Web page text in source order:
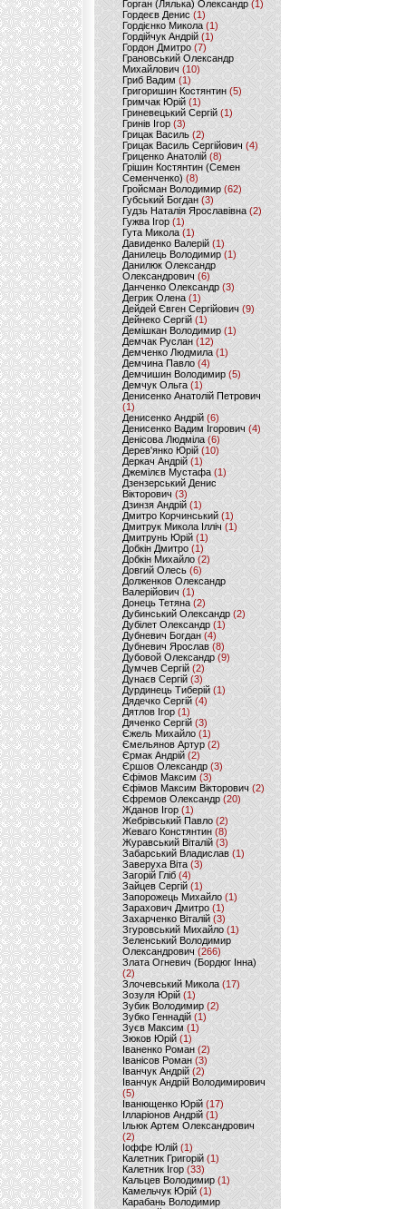
Горган (Лялька) Олександр(1)
Гордеєв Денис (1)
Гордієнко Микола (1)
Гордійчук Андрій (1)
Гордон Дмитро (7)
Грановський Олександр
Михайлович (10)
Гриб Вадим (1)
Григоришин Костянтин (5)
Гримчак Юрій(1)
Гриневецький Сергій(1)
Гринів Ігор (3)
Грицак Василь (2)
Грицак Василь Сергійович (4)
Гриценко Анатолій (8)
Грішин Костянтин (Семен
Семенченко)(8)
Гройсман Володимир(62)
Губський Богдан (3)
Гудзь Наталія Ярославівна(2)
Гужва Ігор (1)
Гута Микола (1)
Давиденко Валерій (1)
Данилець Володимир(1)
Данилюк Олександр
Олександрович (6)
Данченко Олександр (3)
Дегрик Олена(1)
Дейдей Євген Сергійович(9)
Дейнеко Сергій (1)
Демішкан Володимир(1)
Демчак Руслан (12)
Демченко Людмила (1)
Демчина Павло (4)
Демчишин Володимир (5)
Демчук Ольга(1)
Денисенко Анатолій Петрович
(1)
Денисенко Андрій (6)
Денисенко Вадим Ігорович (4)
Денісова Людміла(6)
Дерев'янко Юрій(10)
Деркач Андрій(1)
Джемілєв Мустафа (1)
Дзензерський Денис
Вікторович (3)
Дзинзя Андрій (1)
Дмитро Корчинський (1)
Дмитрук Микола Ілліч (1)
Дмитрунь Юрій (1)
Добкін Дмитро(1)
Добкін Михайло (2)
Довгий Олесь (6)
Долженков Олександр
Валерійович (1)
Донець Тетяна (2)
Дубинський Олександр(2)
Дубілет Олександр (1)
Дубневич Богдан (4)
Дубневич Ярослав (8)
Дубовой Олександр(9)
Думчев Сергій (2)
Дунаєв Сергій(3)
Дурдинець Тиберій (1)
Дядечко Сергій (4)
Дятлов Ігор (1)
Дяченко Сергій (3)
Єжель Михайло (1)
Ємельянов Артур (2)
Єрмак Андрій (2)
Єршов Олександр (3)
Єфімов Максим (3)
Єфімов Максим Вікторович (2)
Єфремов Олександр (20)
Жданов Ігор (1)
Жебрівський Павло (2)
Жеваго Констянтин (8)
Журавський Віталій (3)
Забарський Владислав (1)
Заверуха Віта (3)
Загорій Гліб (4)
Зайцев Сергій(1)
Запорожець Михайло (1)
Зарахович Дмитро (1)
Захарченко Віталій (3)
Згуровський Михайло (1)
Зеленський Володимир
Олександрович (266)
Злата Огневич (Бордюг Інна)
(2)
Злочевський Микола(17)
Зозуля Юрій (1)
Зубик Володимир (2)
Зубко Геннадій (1)
Зуєв Максим(1)
Зюков Юрій (1)
Іваненко Роман (2)
Іванісов Роман (3)
Іванчук Андрій(2)
Іванчук Андрій Володимирович
(5)
Іванющенко Юрій (17)
Ілларіонов Андрій (1)
Ільюк Артем Олександрович
(2)
Іоффе Юлій (1)
Калетник Григорій(1)
Калетник Ігор (33)
Кальцев Володимир(1)
Камельчук Юрій (1)
Карабань Володимир